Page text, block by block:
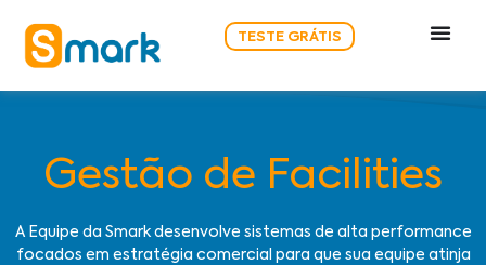
TESTE GRÁTIS
Gestão de Facilities
A Equipe da Smark desenvolve sistemas de alta performance
focados em estratégia comercial para que sua equipe atinja